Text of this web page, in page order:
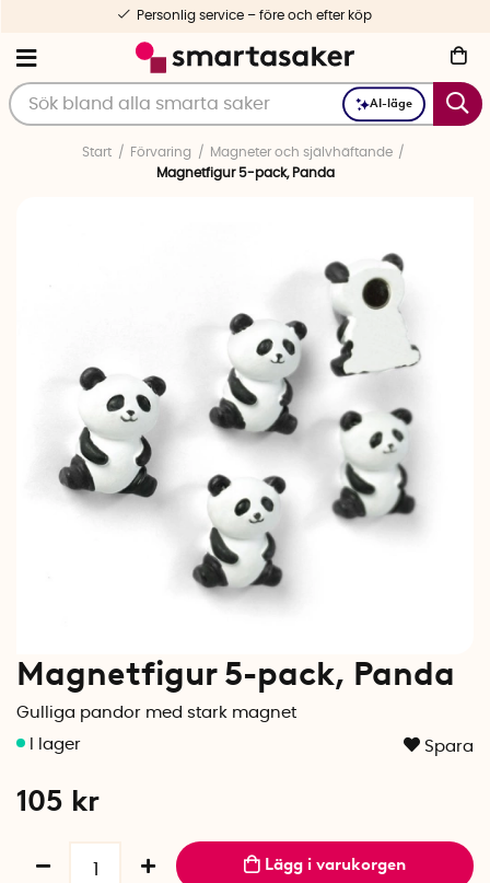
AI-läge
Personlig service – före och efter köp
Start Förvaring
Magneter och självhäftande
Magnetfigur 5-pack, Panda
Magnetfigur 5-pack, Panda
Gulliga pandor med stark magnet
Spara
105 kr
Lägg i varukorgen